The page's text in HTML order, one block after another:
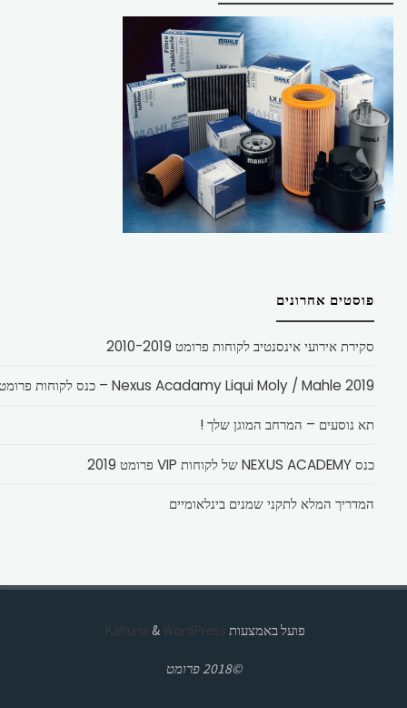
פוסטים אחרונים
סקירת אירועי אינסנטיב לקוחות פרומט 2010-2019
Nexus Acadamy Liqui Moly / Mahle 2019 – כנס לקוחות פרומט
תא נוסעים – המרחב המוגן שלך !
כנס NEXUS ACADEMY של לקוחות VIP פרומט 2019
המדריך המלא לתקני שמנים בינלאומיים
פועל באמצעות & WordPress.
©2018 פרומט